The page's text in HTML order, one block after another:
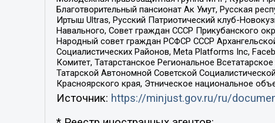
Благотворительный пансионат Ак Умут, Русская
Иртыш Ultras, Русский Патриотический клуб-
Навального, Совет граждан СССР Прикубанского
Народный совет граждан РСФСР СССР
Социалистических Районов, Meta Platforms Inc,
Комитет, Татарстанское Региональное
Татарской Автономной Советской
Красноярского края, Этническое национальное
Источник: https://minjust.gov.ru/ru/